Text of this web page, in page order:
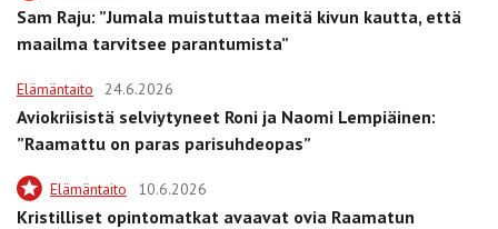
Sam Raju: ”Jumala muistuttaa meitä kivun kautta, että
maailma tarvitsee parantumista”
Elämäntaito 24.6.2026
Aviokriisistä selviytyneet Roni ja Naomi Lempiäinen:
”Raamattu on paras parisuhdeopas”
Elämäntaito 10.6.2026
Kristilliset opintomatkat avaavat ovia Raamatun